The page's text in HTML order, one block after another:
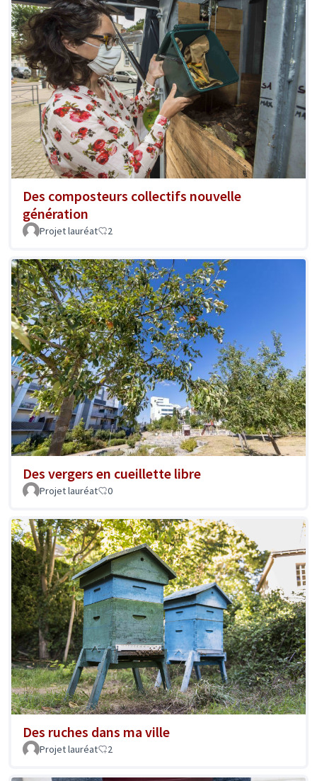
Des composteurs collectifs nouvelle
génération
Projet lauréat 2
Des vergers en cueillette libre
Projet lauréat 0
Des ruches dans ma ville
Projet lauréat 2